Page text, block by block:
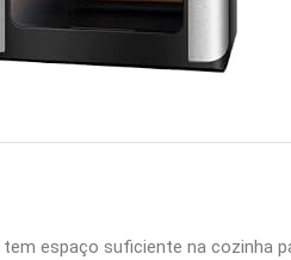
tem espaço suficiente na cozinha